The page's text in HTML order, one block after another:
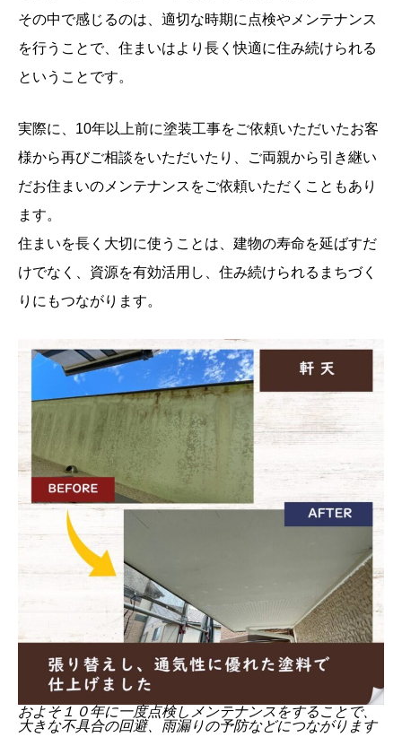
その中で感じるのは、適切な時期に点検やメンテナンス
を行うことで、住まいはより長く快適に住み続けられる
ということです。
実際に、10年以上前に塗装工事をご依頼いただいたお客
様から再びご相談をいただいたり、ご両親から引き継い
だお住まいのメンテナンスをご依頼いただくこともあり
ます。
住まいを長く大切に使うことは、建物の寿命を延ばすだ
けでなく、資源を有効活用し、住み続けられるまちづく
りにもつながります。
およそ１０年に一度点検しメンテナンスをすることで、
大きな不具合の回避、雨漏りの予防などにつながります